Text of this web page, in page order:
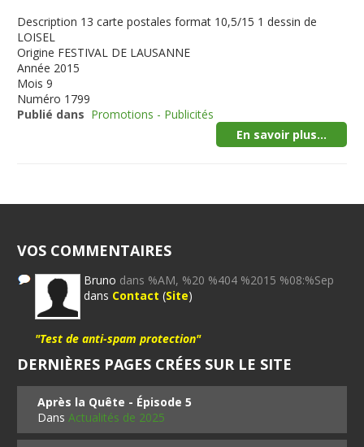
Description 13 carte postales format 10,5/15 1 dessin de
LOISEL
Origine FESTIVAL DE LAUSANNE
Année 2015
Mois 9
Numéro 1799
Publié dans Promotions - Publicités
En savoir plus...
VOS COMMENTAIRES
Bruno dans %AM, %20 %404 %2015 %08:%Sep
dans Contact (Site)
"Test de anti-spam protection"
DERNIÈRES PAGES CRÉES SUR LE SITE
Après la Quête - Épisode 5
DansActualités de 2025